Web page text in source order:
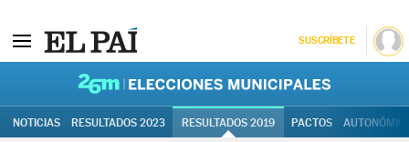
SUSCRÍBETE
NOTICIAS RESULTADOS 2023 RESULTADOS 2019 PACTOS